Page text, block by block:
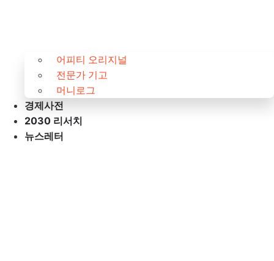
어피티 오리지널
전문가 기고
머니로그
경제사전
2030 리서치
뉴스레터